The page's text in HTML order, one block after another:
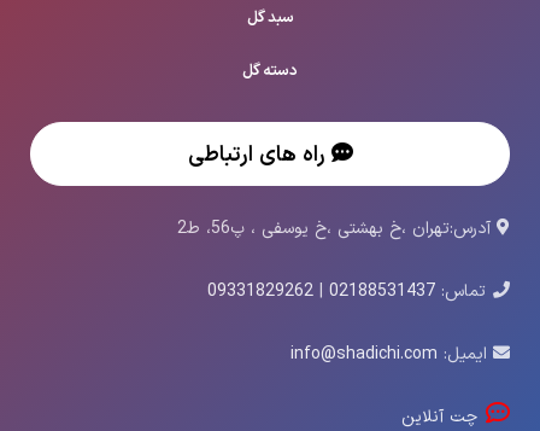
سبد گل
دسته گل
راه های ارتباطی
آدرس:تهران ،خ بهشتی ،خ یوسفی ، پ56، ط2
تماس: 02188531437
|
09331829262
ایمیل: info@shadichi.com
چت آنلاین